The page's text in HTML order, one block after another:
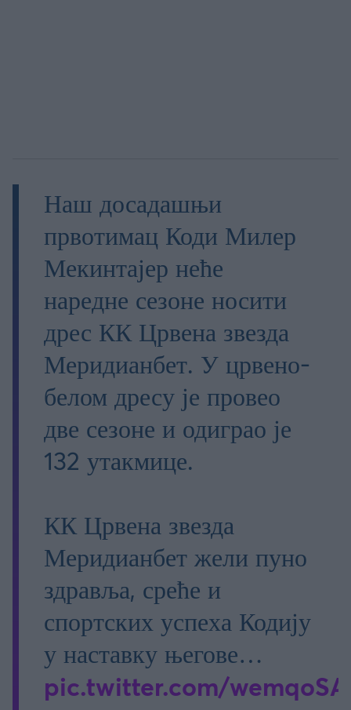
Наш досадашњи
првотимац Коди Милер
Мекинтајер неће
наредне сезоне носити
дрес КК Црвена звезда
Меридианбет. У црвено-
белом дресу је провео
две сезоне и одиграо је
132 утакмице.
КК Црвена звезда
Меридианбет жели пуно
здравља, среће и
спортских успеха Кодију
у наставку његове…
pic.twitter.com/